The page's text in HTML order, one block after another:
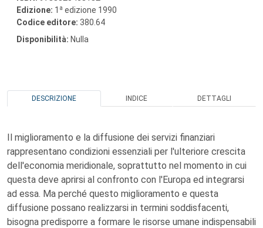
Edizione: 1 a edizione 1990
Codice editore: 380.64
Disponibilità: Nulla
DESCRIZIONE INDICE DETTAGLI
Il miglioramento e la diffusione dei servizi finanziari
rappresentano condizioni essenziali per l'ulteriore crescita
dell'economia meridionale, soprattutto nel momento in cui
questa deve aprirsi al confronto con l'Europa ed integrarsi
ad essa. Ma perché questo miglioramento e questa
diffusione possano realizzarsi in termini soddisfacenti,
bisogna predisporre a formare le risorse umane indispensabili